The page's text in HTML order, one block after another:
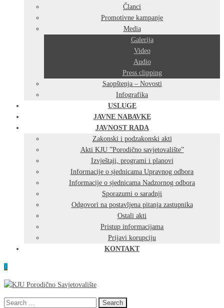
Članci
Promotivne kampanje
Media
Galerija
Video
Audio
Press clipping
Saopštenja – Novosti
Infografika
USLUGE
JAVNE NABAVKE
JAVNOST RADA
Zakonski i podzakonski akti
Akti KJU ”Porodično savjetovalište”
Izvještaji, programi i planovi
Informacije o sjednicama Upravnog odbora
Informacije o sjednicama Nadzornog odbora
Sporazumi o saradnji
Odgovori na postavljena pitanja zastupnika
Ostali akti
Pristup informacijama
Prijavi korupciju
KONTAKT
0
Search